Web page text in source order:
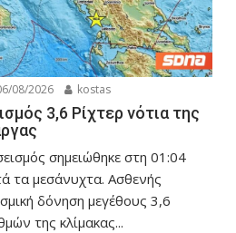
08/2026 kostas
3,6 Ρίχτερ νότια της
σημειώθηκε στη 01:04
τα μεσάνυχτα. Ασθενής
δόνηση μεγέθους 3,6
της κλίμακας...